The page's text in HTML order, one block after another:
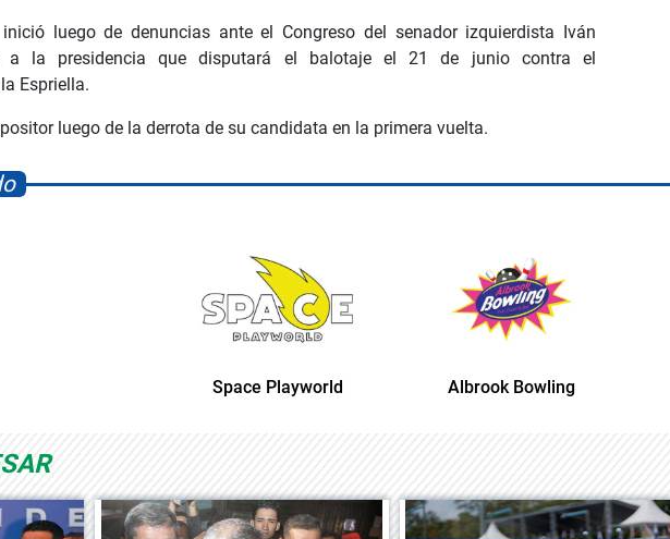
luego de denuncias ante el Congreso del senador izquierdista Iván
a la presidencia que disputará el balotaje el 21 de junio contra el
Espriella.
luego de la derrota de su candidata en la primera vuelta.
Space Playworld Albrook Bowling